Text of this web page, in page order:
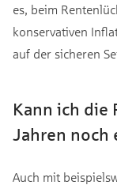
es, beim
konservativen
auf der sicheren
Kann ich die
Jahren noch
Auch mit